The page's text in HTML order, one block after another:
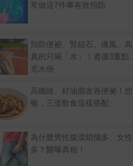
常做這7件事有效預防
預防便祕、腎結石、痛風、
真的只喝「水」！遵循3重點
充水份
高纖維、好油脂改善便祕！
暢，三道飲食這樣搭配
為什麼男性腹瀉煩惱多、女
多？醫曝真相！